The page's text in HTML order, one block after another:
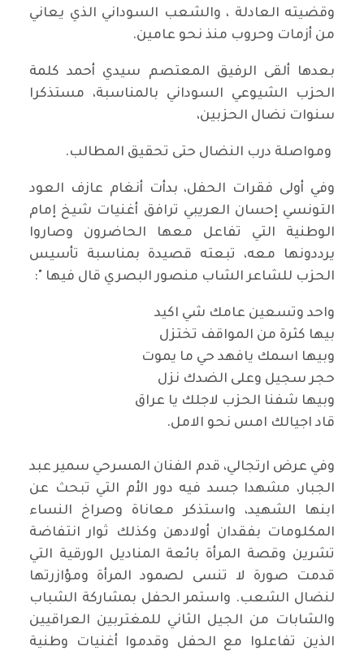
وقضيته العادلة ، والشعب السوداني الذي يعاني
من أزمات وحروب منذ نحو عامين.
بعدها ألقى الرفيق المعتصم سيدي أحمد كلمة
الحزب الشيوعي السوداني بالمناسبة، مستذكرا
سنوات نضال الحزبين،
ومواصلة درب النضال حتى تحقيق المطالب.
وفي أولى فقرات الحفل، بدأت أنغام عازف العود
التونسي إحسان العريبي ترافق أغنيات شيخ إمام
الوطنية التي تفاعل معها الحاضرون وصاروا
يرددونها معه، تبعته قصيدة بمناسبة تأسيس
الحزب للشاعر الشاب منصور البصري قال فيها ":
واحد وتسعين عامك شي اكيد
بيها كثرة من المواقف تختزل
وبيها اسمك يافهد حي ما يموت
حجر سجيل وعلى الضدك نزل
وبيها شفنا الحزب لاجلك يا عراق
قاد اجيالك امس نحو الامل.
وفي عرض ارتجالي، قدم الفنان المسرحي سمير عبد
الجبار، مشهدا جسد فيه دور الأم التي تبحث عن
ابنها الشهيد، واستذكر معاناة وصراخ النساء
المكلومات بفقدان أولادهن وكذلك ثوار انتفاضة
تشرين وقصة المرأة بائعة المناديل الورقية التي
قدمت صورة لا تنسى لصمود المرأة ومؤازرتها
لنضال الشعب. واستمر الحفل بمشاركة الشباب
والشابات من الجيل الثاني للمغتربين العراقيين
الذين تفاعلوا مع الحفل وقدموا أغنيات وطنية